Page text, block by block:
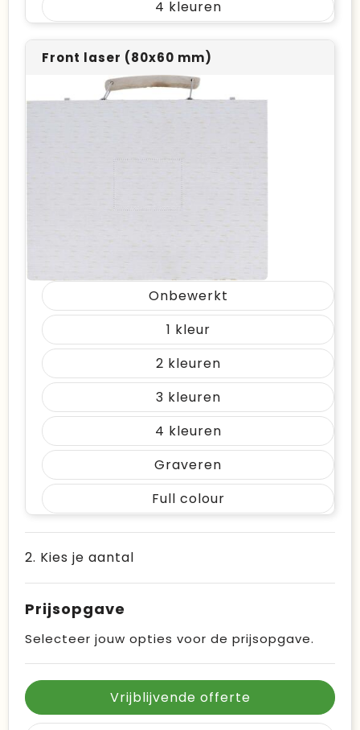
4
Front laser (80x60 mm)
Onbewerkt
1
2
3
4
Graveren
Full colour
2. Kies je aantal
Prijsopgave
Selecteer jouw opties voor de prijsopgave.
Vrijblijvende offerte